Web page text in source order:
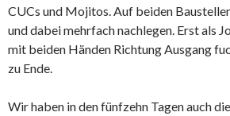
CUCs und Mojitos. Auf beiden
und dabei mehrfach nachlegen. Erst als
mit beiden Händen Richtung Ausgang
zu Ende.
Wir haben in den fünfzehn Tagen auch